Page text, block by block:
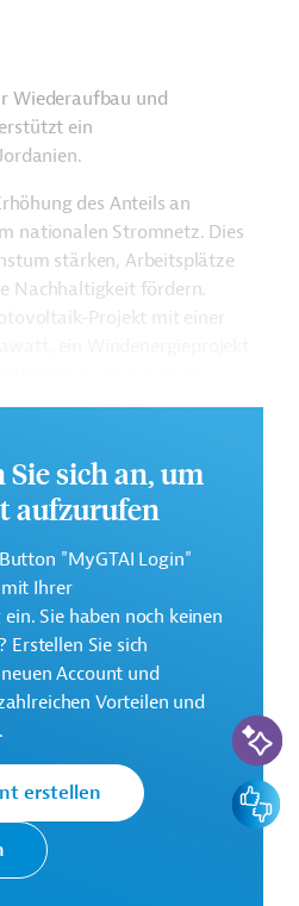
Wiederaufbau und
ein
des Anteils an
nationalen Stromnetz. Dies
stärken, Arbeitsplätze
Nachhaltigkeit fördern.
Projekt mit einer
mit einer Kapazität
dem Entwicklungsprojekt
EBRD
: Schwerpunkte,
Hinweise zur
EBRD finanziert
in
sich an, um
aufzurufen
"MyGTAI Login"
Ihrer
Sie haben noch keinen
Erstellen Sie sich
Account und
Vorteilen und
erstellen
KI-